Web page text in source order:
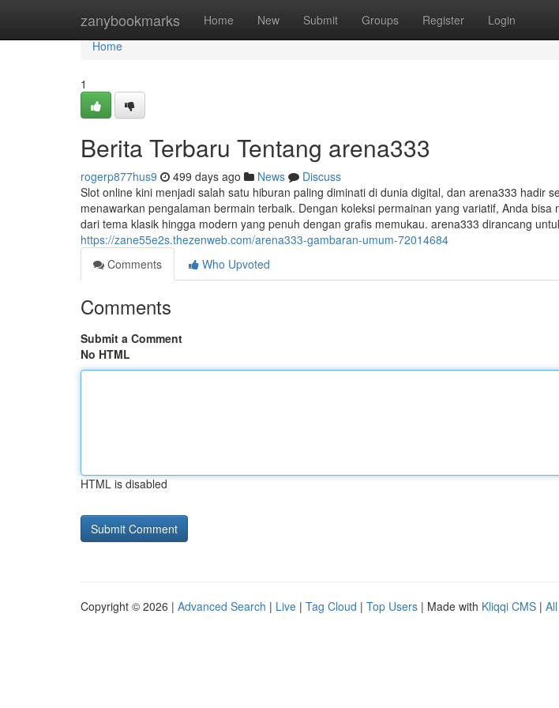
zanybookmarks Home New Submit Groups Register Login
Home
Home
1
Berita Terbaru Tentang arena333
rogerp877hus9 499 days ago News
Discuss
Slot online kini menjadi salah satu hiburan paling diminati di dunia digital, dan arena333 hadir
menawarkan pengalaman bermain terbaik. Dengan koleksi permainan yang variatif, Anda bisa
dari tema klasik hingga modern yang penuh dengan grafis memukau. arena333 dirancang
https://zane55e2s.thezenweb.com/arena333-gambaran-umum-72014684
Comments
Who Upvoted
Comments
Submit a Comment
No HTML
HTML is disabled
Copyright © 2026 | Advanced Search | Live | Tag Cloud | Top Users | Made with Kliqqi CMS |